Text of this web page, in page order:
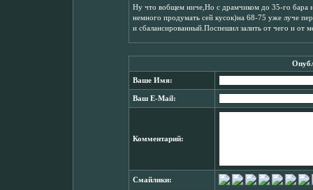
Ну что вобщем ниче,Но с драмчиком до 35-го бара
немного продумать сей кусок)на 68-75 уже луче
и сбалансированный.Поспешил залить от чего и от
Ваше Имя:
Ваш E-Mail:
Комментарий:
Смайлики: